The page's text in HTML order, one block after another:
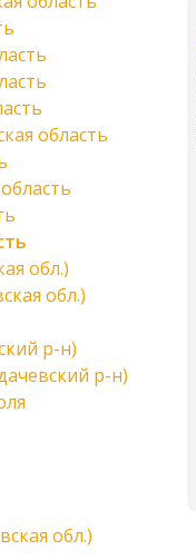
область
обл.)
обл.)
р-н)
р-н)
обл.)